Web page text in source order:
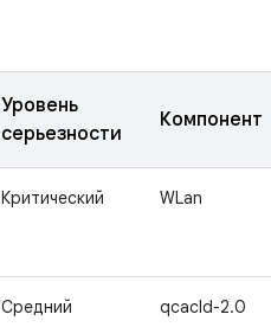
Уровень
серьезности
Компонент
Критический WLan
Средний qcacld-2.0